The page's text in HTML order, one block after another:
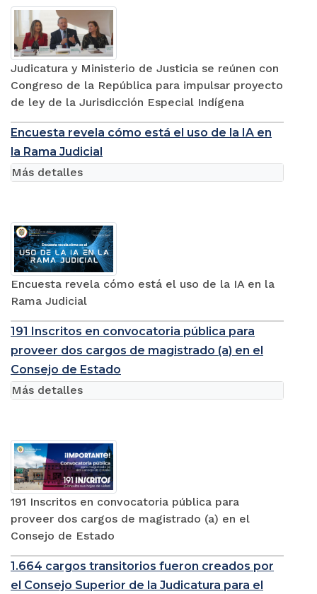
Judicatura y Ministerio de Justicia se reúnen con
Congreso de la República para impulsar proyecto
de ley de la Jurisdicción Especial Indígena
Encuesta revela cómo está el uso de la IA en
la Rama Judicial
Encuesta revela cómo está el uso de la IA en la
Rama Judicial
Más detalles
191 Inscritos en convocatoria pública para
proveer dos cargos de magistrado (a) en el
Consejo de Estado
191 Inscritos en convocatoria pública para
proveer dos cargos de magistrado (a) en el
Consejo de Estado
Más detalles
1.664 cargos transitorios fueron creados por
el Consejo Superior de la Judicatura para el